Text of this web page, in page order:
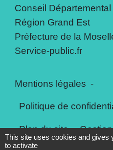
Conseil
Région Grand Est
Préfecture de la
Service-public.fr
Mentions légales -
Politique de
Plan du site -
This site uses cookies and gives
to activate